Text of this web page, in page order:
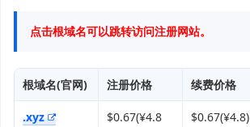
点击根域名可以跳转访问注册网站。
根域名(官网) 注册价格 续费价格
.xyz
$0.67(¥4.8
$0.67(¥4.8)